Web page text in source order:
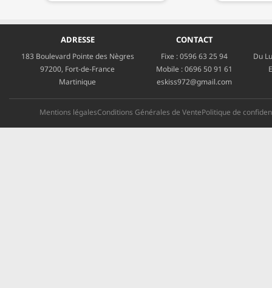
ADRESSE
183 Boulevard Pointe des Nègres
97200, Fort-de-France
Martinique
CONTACT
Fixe :0596 63 25 94
Mobile :0696 50 91 61
eskiss972@gmail.com
Du
Mentions légalesConditions Générales de VentePolitique de